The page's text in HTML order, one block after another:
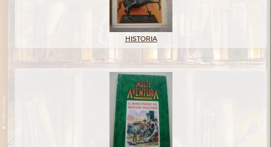
HISTORIA